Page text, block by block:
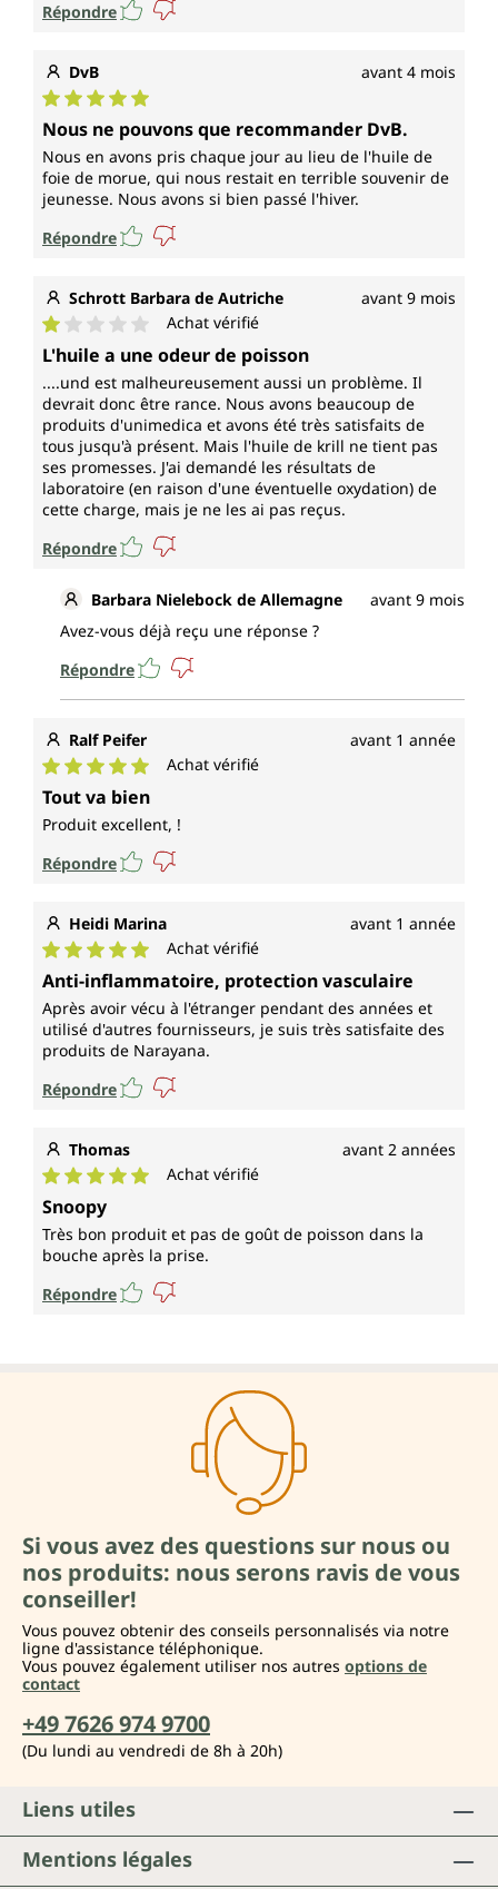
Répondre
DvB avant 4 mois
Note moyenne de 5 sur 5 étoiles
Nous ne pouvons que recommander DvB.
Nous en avons pris chaque jour au lieu de l'huile de
foie de morue, qui nous restait en terrible souvenir de
jeunesse. Nous avons si bien passé l'hiver.
Répondre
Schrott Barbara de Autriche avant 9 mois
Note moyenne de 1 sur 5 étoiles
Achat vérifié
L'huile a une odeur de poisson
....und est malheureusement aussi un problème. Il
devrait donc être rance. Nous avons beaucoup de
produits d'unimedica et avons été très satisfaits de
tous jusqu'à présent. Mais l'huile de krill ne tient pas
ses promesses. J'ai demandé les résultats de
laboratoire (en raison d'une éventuelle oxydation) de
cette charge, mais je ne les ai pas reçus.
Répondre
Barbara Nielebock de Allemagne
avant 9 mois
Avez-vous déjà reçu une réponse ?
Répondre
Ralf Peifer avant 1 année
Note moyenne de 5 sur 5 étoiles
Achat vérifié
Tout va bien
Produit excellent, !
Répondre
Heidi Marina avant 1 année
Note moyenne de 5 sur 5 étoiles
Achat vérifié
Anti-inflammatoire, protection vasculaire
Après avoir vécu à l'étranger pendant des années et
utilisé d'autres fournisseurs, je suis très satisfaite des
produits de Narayana.
Répondre
Thomas avant 2 années
Note moyenne de 5 sur 5 étoiles
Achat vérifié
Snoopy
Très bon produit et pas de goût de poisson dans la
bouche après la prise.
Répondre
Si vous avez des questions sur nous ou
nos produits: nous serons ravis de vous
conseiller!
Vous pouvez obtenir des conseils personnalisés via notre
ligne d'assistance téléphonique.
Vous pouvez également utiliser nos autres options de
contact
+49 7626 974 9700
(Du lundi au vendredi de 8h à 20h)
Liens utiles
Mentions légales